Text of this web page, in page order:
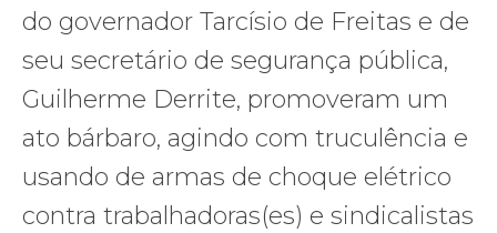
do governador Tarcísio de Freitas e de
seu secretário de segurança pública,
Guilherme Derrite, promoveram um
ato bárbaro, agindo com truculência e
usando de armas de choque elétrico
contra trabalhadoras(es) e sindicalistas